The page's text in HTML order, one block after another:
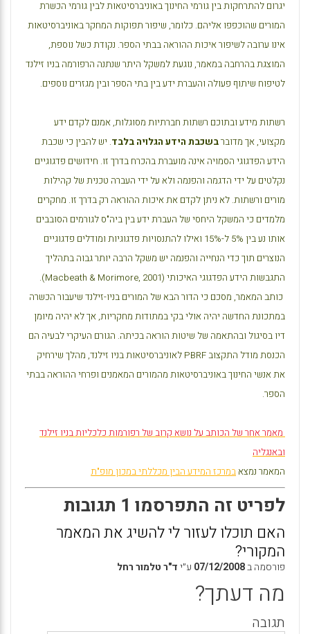
יגרום להתרחקות בין גורמי החינוך באוניברסיטאות לבין גורמי הכשרת
המורים שהוכפפו אליהם. כלומר, שיפור תפוקות המחקר באוניברסיטאות
אינו ערובה לשיפור איכות ההוראה בבתי הספר. נקודת כשל נוספת,
המוצגת בהרחבה במאמר, נוגעת למשקל היתר שנתנה הרפורמה בניו זילנד
לטיפוח שיתוף פעולה והעברת ידע בין בתי הספר ובין מגזרים נוספים.
רשתות מידע ובתוכם רשתות חברתיות מסוגלות, אמנם לקדם ידע
מקצועי, אך מדוברבשכבת הידע הגלויה בלבד. יש להבין כי שכבת
הידע הפדגוגי הסמויה אינה מועברת בהכרח בדרך זו. חידושים פדגוגיים
נקלטים על ידי הדגמה והפנמה ולא על ידי העברה טכנית של קהילות
מורים ורשתות. לא ניתן לקדם את איכות ההוראה רק בדרך זו. מחקרים
מלמדים כי המשקל היחסי של העברת ידע בין ביה"ס לגורמים הסובבים
אותו נע בין 5% ל-15% ואילו להתנסויות פדגוגיות ומודלים פדגוגיים
הנוצרים תוך כדי הנחייה והפנמה יש משקל הרבה יותר גבוה בתהליך
התגבשות הידע הפדגוגי האיכותי (Macbeath & Morimore, 2001
).
כותב המאמר, מסכם כי הדור הבא של המורים בניו-זילנד שיעבור הכשרה
במתכונת החדשה יהיה אולי בקי במתודות מחקריות, אך לא יהיה מיומן
דיו בסיגול ובהתאמה של שיטות הוראה בכיתה. הגורם העיקרי לבעיה הם
הכנסת מודל התקצובPBRF לאוניברסיטאות בניו זילנד, מהלך שירחיק
את אנשי החינוך באוניברסיטאות מהמורים המאמנים ופרחי ההוראה בבתי
הספר.
מאמר אחר של הכותב על נושא קרוב של רפורמות כלכליות בניו זילנד
ובאנגליה
המאמר נמצא במרכז המידע הבין מכללתי במכון מופ"ת
לפריט זה התפרסמו 1 תגובות
האם תוכלו לעזור לי להשיג את המאמר
המקורי?
פורסמה ב07/12/2008 ע״יד"ר טלמור רחל
מה דעתך?
תגובה